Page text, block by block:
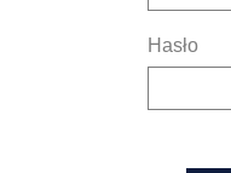
Hasło